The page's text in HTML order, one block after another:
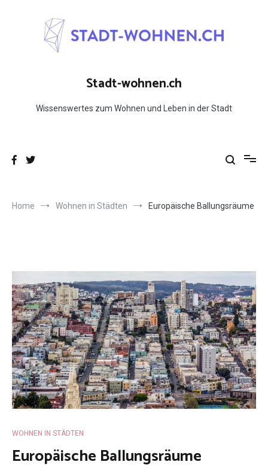
Stadt-wohnen.ch
Wissenswertes zum Wohnen und Leben in der Stadt
Home Wohnen in Städten Europäische Ballungsräume
WOHNEN IN STÄDTEN
Europäische Ballungsräume